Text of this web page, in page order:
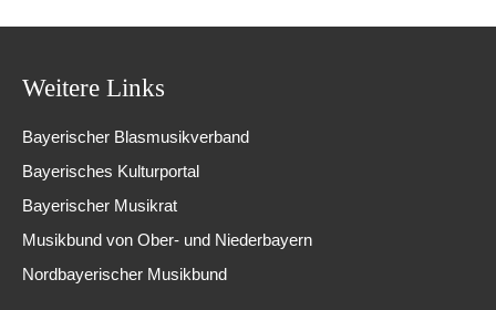
Weitere Links
Bayerischer Blasmusikverband
Bayerisches Kulturportal
Bayerischer Musikrat
Musikbund von Ober- und Niederbayern
Nordbayerischer Musikbund